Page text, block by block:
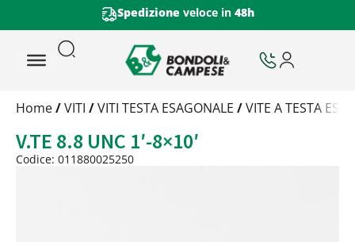
Spedizione veloce in 48h
Trattamento
Peso
Quantità
Home/VITI /VITI TESTA ESAGONALE /VITE A TESTA
V.TE 8.8 UNC 1′-8×10′
Codice: 011880025250